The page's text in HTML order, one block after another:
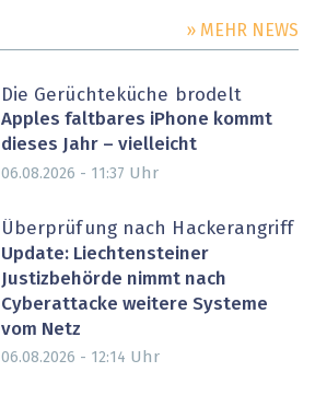
» MEHR NEWS
Die Gerüchteküche brodelt
Apples faltbares iPhone kommt
dieses Jahr – vielleicht
06.08.2026 - 11:37 Uhr
Überprüfung nach Hackerangriff
Update: Liechtensteiner
Justizbehörde nimmt nach
Cyberattacke weitere Systeme
vom Netz
06.08.2026 - 12:14 Uhr